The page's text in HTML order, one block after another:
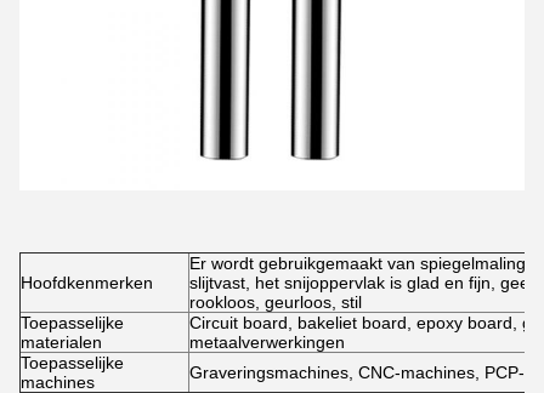
Hoofdkenmerken
Er wordt gebruikgemaakt van
slijtvast, het snijoppervlak is glad en fijn,
rookloos, geurloos, stil
Toepasselijke
materialen
Circuit board, bakeliet board, epoxy board,
metaalverwerkingen
Toepasselijke
machines
Graveringsmachines, CNC-machines, PCP-